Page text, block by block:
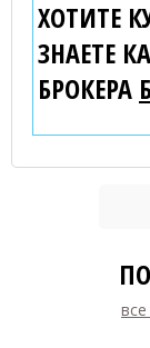
ХОТИТЕ
ЗНАЕТЕ
БРОКЕРА